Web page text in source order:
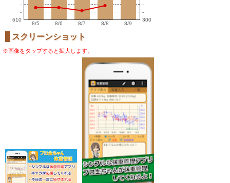
-
-
610
8/5 8/6 8/7 8/8 8/9
-
-
300
スクリーンショット
※画像をタップすると拡大します。